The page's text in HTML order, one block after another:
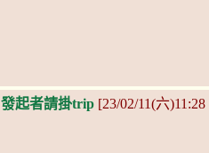
發起者請掛trip [23/02/11(六